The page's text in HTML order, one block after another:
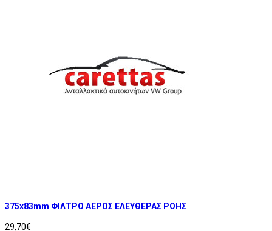
375x83mm ΦΙΛΤΡΟ ΑΕΡΟΣ ΕΛΕΥΘΕΡΑΣ ΡΟΗΣ
29,70€